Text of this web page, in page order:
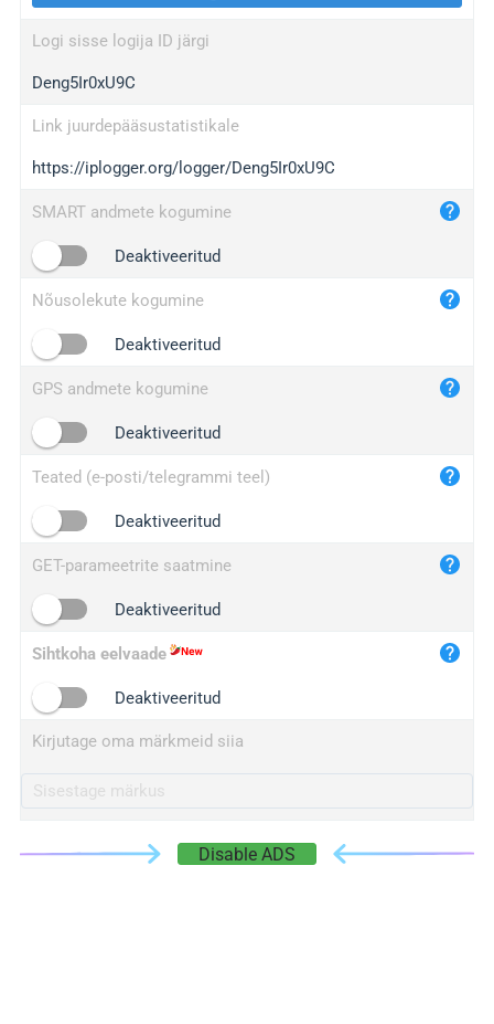
wl.gl
ed.tc
bc.ax
iplogger.com
maper.info
2no.co
yip.su
iplogger.info
Logi sisse logija ID järgi
Deng5Ir0xU9C
Link juurdepääsustatistikale
https://iplogger.org/logger/Deng5Ir0xU9C
SMART andmete kogumine
Deaktiveeritud
Nõusolekute kogumine
Deaktiveeritud
GPS andmete kogumine
Deaktiveeritud
Teated (e-posti/telegrammi teel)
Deaktiveeritud
GET-parameetrite saatmine
Deaktiveeritud
Sihtkoha eelvaade
Deaktiveeritud
Kirjutage oma märkmeid siia
Disable ADS